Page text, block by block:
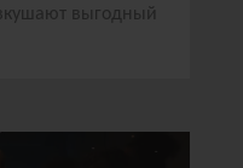
выгодный